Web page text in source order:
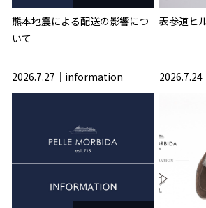
熊本地震による配送の影響につ
いて
表参道ヒ
2026.7.27 information 2026.7.24